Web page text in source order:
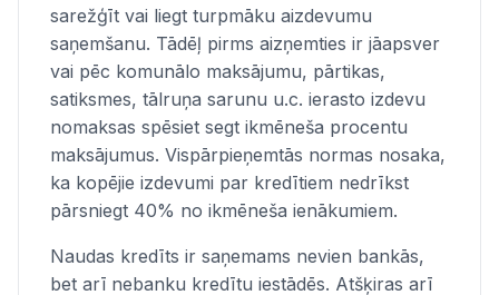
sarežģīt vai liegt turpmāku aizdevumu
saņemšanu. Tādēļ pirms aizņemties ir jāapsver
vai pēc komunālo maksājumu, pārtikas,
satiksmes, tālruņa sarunu u.c. ierasto izdevu
nomaksas spēsiet segt ikmēneša procentu
maksājumus. Vispārpieņemtās normas nosaka,
ka kopējie izdevumi par kredītiem nedrīkst
pārsniegt 40% no ikmēneša ienākumiem.
Naudas kredīts ir saņemams nevien bankās,
bet arī nebanku kredītu iestādēs. Atšķiras arī